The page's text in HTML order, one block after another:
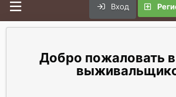
Вход